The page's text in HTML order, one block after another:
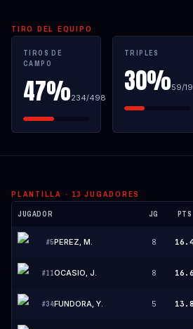
TIRO DEL EQUIPO
TIROS DE
CAMPO
47%234/498
TRIPLES
30%59/
PLANTILLA · 13 JUGADORES
JUGADOR JG PTS
#5PEREZ, M. 8 16.4
#11OCASIO, J. 8 16.6
#34FUNDORA, Y. 5 13.8